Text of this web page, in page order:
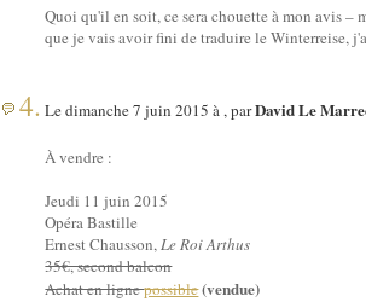
Quoi qu'il en soit, ce sera chouette à mon avis –
que je vais avoir fini de traduire le Winterreise,
4. Le dimanche 7 juin 2015 à , parDavid Le
À vendre :
Jeudi 11 juin 2015
Opéra Bastille
Ernest Chausson,Le Roi Arthus
35€, second balcon
Achat en lignepossible(vendue)